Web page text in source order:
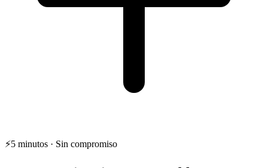
⚡5 minutos · Sin compromiso